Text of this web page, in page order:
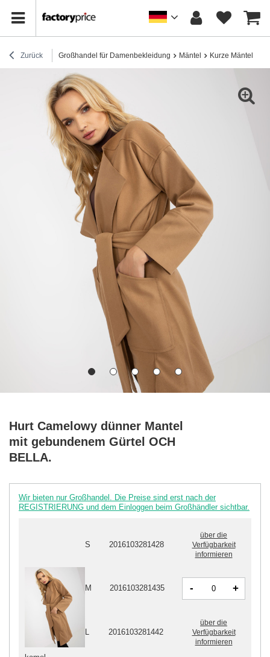
Zurück Großhandel für Damenbekleidung Mäntel Kurze Mäntel
Hurt Camelowy dünner Mantel
mit gebundenem Gürtel OCH
BELLA.
Wir bieten nur Großhandel. Die Preise sind erst nach der
REGISTRIERUNG und dem Einloggen beim Großhändler sichtbar.
S 2016103281428
über die
Verfügbarkeit
informieren
M 2016103281435 - +
2016103281442
über die
Verfügbarkeit
informieren